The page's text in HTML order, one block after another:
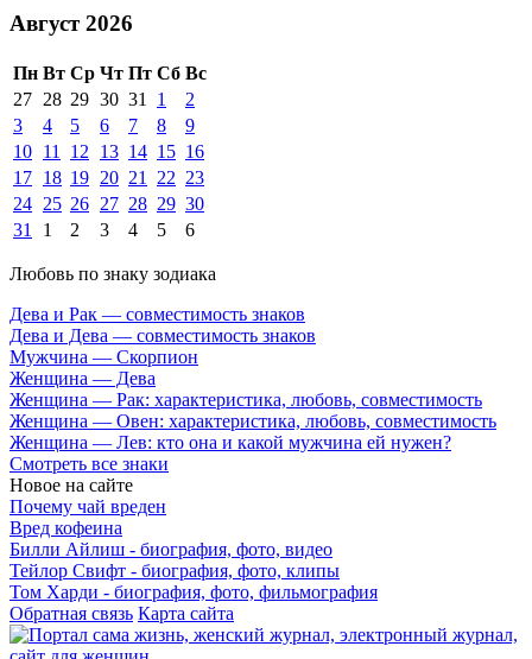
Август 2026
Пн Вт Ср Чт Пт Сб Вс
27 28 29 30 31 1
2
3
4 5 6 7 8
9
10 11 12 13 14 15 16
17 18 19 20 21 22 23
24 25 26 27 28 29 30
31
1 2 3 4 5 6
Любовь по знаку зодиака
Дева и Рак — совместимость знаков
Дева и Дева — совместимость знаков
Мужчина — Скорпион
Женщина — Дева
Женщина — Рак: характеристика, любовь, совместимость
Женщина — Овен: характеристика, любовь, совместимость
Женщина — Лев: кто она и какой мужчина ей нужен?
Смотреть все знаки
Новое на сайте
Почему чай вреден
Вред кофеина
Билли Айлиш - биография, фото, видео
Тейлор Свифт - биография, фото, клипы
Том Харди - биография, фото, фильмография
Обратная связь Карта сайта